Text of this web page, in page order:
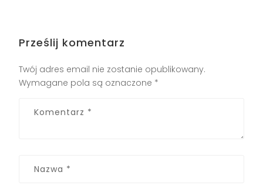
Prześlij komentarz
Twój adres email nie zostanie opublikowany.
Wymagane pola są oznaczone *